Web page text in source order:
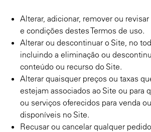
Alterar, adicionar, remover ou
e condições destes Termos de uso.
Alterar ou descontinuar o Site, no
incluindo a eliminação ou
conteúdo ou recurso do Site.
Alterar quaisquer preços ou taxas
estejam associados ao Site ou para
ou serviços oferecidos para venda
disponíveis no Site.
Recusar ou cancelar qualquer